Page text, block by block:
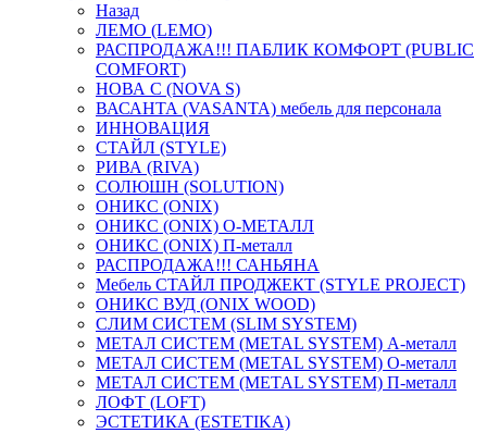
Назад
ЛЕМО (LEMO)
РАСПРОДАЖА!!! ПАБЛИК КОМФОРТ (PUBLIC
COMFORT)
НОВА С (NOVA S)
ВАСАНТА (VASANTA) мебель для персонала
ИННОВАЦИЯ
СТАЙЛ (STYLE)
РИВА (RIVA)
СОЛЮШН (SOLUTION)
ОНИКС (ONIX)
ОНИКС (ONIX) O-МЕТАЛЛ
ОНИКС (ONIX) П-металл
РАСПРОДАЖА!!! САНЬЯНА
Мебель СТАЙЛ ПРОДЖЕКТ (STYLE PROJECT)
ОНИКС ВУД (ONIX WOOD)
СЛИМ СИСТЕМ (SLIM SYSTEM)
МЕТАЛ СИСТЕМ (METAL SYSTEM) А-металл
МЕТАЛ СИСТЕМ (METAL SYSTEM) О-металл
МЕТАЛ СИСТЕМ (METAL SYSTEM) П-металл
ЛОФТ (LOFT)
ЭСТЕТИКА (ESTETIKA)